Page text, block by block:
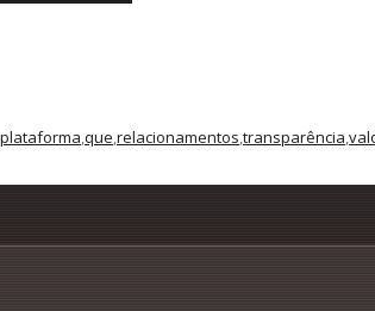
plataforma que relacionamentos transparência